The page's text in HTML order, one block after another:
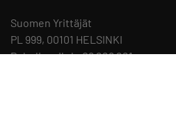
Suomen Yrittäjät
PL 999, 00101 HELSINKI
Puhelinvaihde 09 229 221